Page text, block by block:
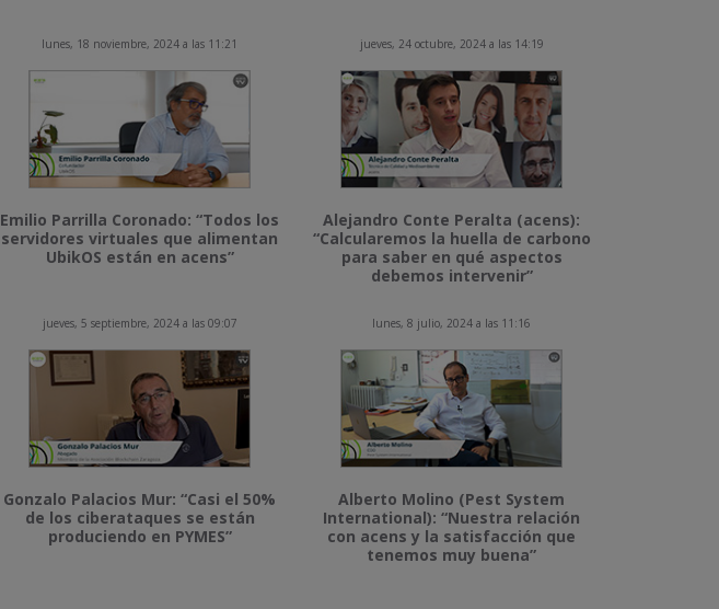
lunes, 18 noviembre, 2024 a las 11:21
Emilio Parrilla Coronado: “Todos los
servidores virtuales que alimentan
UbikOS están en acens”
jueves, 24 octubre, 2024 a las 14:19
Alejandro Conte Peralta (acens):
“Calcularemos la huella de carbono
para saber en qué aspectos
debemos intervenir”
jueves, 5 septiembre, 2024 a las 09:07
Gonzalo Palacios Mur: “Casi el 50%
de los ciberataques se están
produciendo en PYMES”
lunes, 8 julio, 2024 a las 11:16
Alberto Molino (Pest System
International): “Nuestra relación
con acens y la satisfacción que
tenemos muy buena”